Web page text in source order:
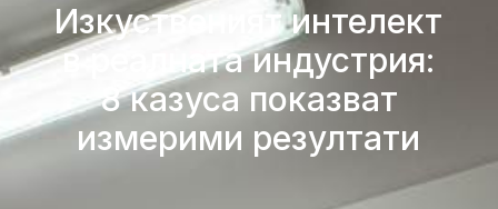
Изкуственият интелект
в реалната индустрия:
8 казуса показват
измерими резултати